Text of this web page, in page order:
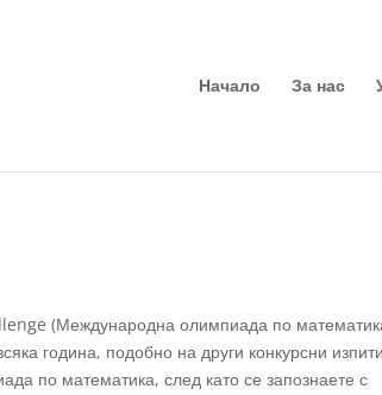
Начало За нас
(Международна олимпиада по
година, подобно на други конкурсни
по математика, след като се запознаете с